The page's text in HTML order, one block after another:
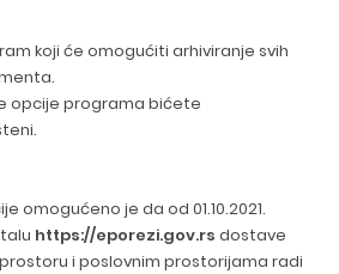
koji će omogućiti arhiviranje svih
opcije programa bićete
omogućeno je da od 01.10.2021.
https://eporezi.gov.rs dostave
i poslovnim prostorijama radi